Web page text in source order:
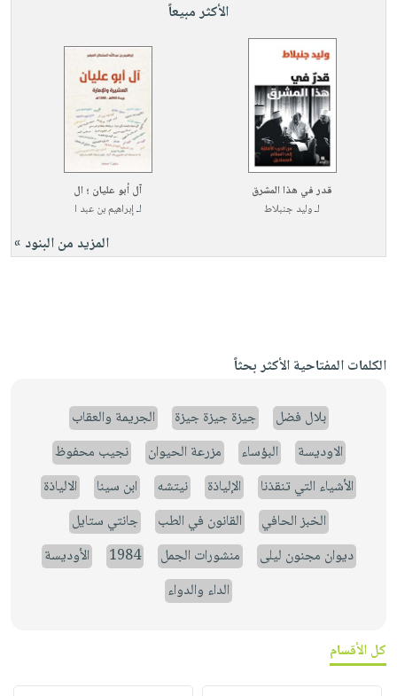
الأكثر مبيعاً
قدر في هذا المشرق
لـوليد جنبلاط
آل أبو عليان ؛ ال
لـإبراهيم بن عبد ا
المزيد من البنود »
الكلمات المفتاحية الأكثر بحثاً
بلال فضل جيزة جيزة جيزة
الجريمة والعقاب
الاوديسة
البؤساء مزرعة الحيوان
نجيب محفوظ
الأشياء التي تنقذنا
الإلياذة نيتشه ابن سينا
الالياذة
الخبز الحافي
القانون في الطب
جانتي ستايل
ديوان مجنون ليلى
منشورات الجمل 1984
الأوديسة
الداء والدواء
كل الأقسام